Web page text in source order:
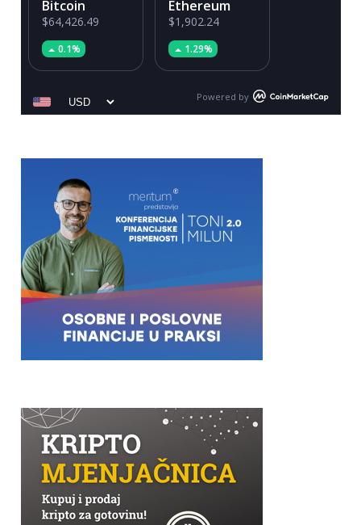
Bitcoin
$64,426.49
0.1%
Ethereum
$1,902.24
1.29%
Powered by